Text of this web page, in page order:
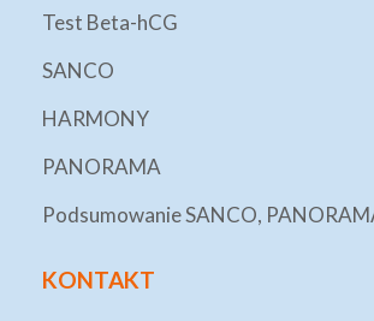
Test Beta-hCG
SANCO
HARMONY
PANORAMA
Podsumowanie SANCO,
KONTAKT